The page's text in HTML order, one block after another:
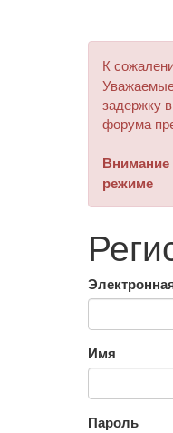
К
задержку
форума
режиме
Имя
Пароль